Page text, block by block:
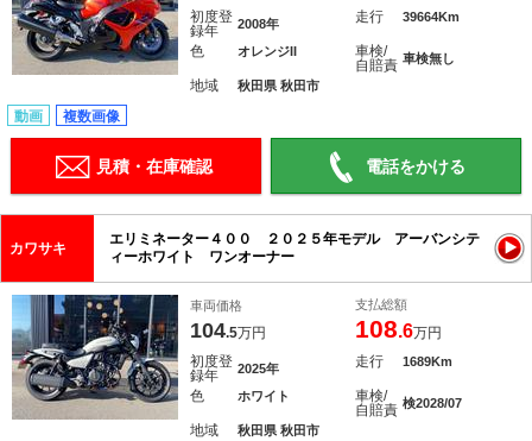
初度登
録年
2008年 走行 39664Km
色 オレンジII
車検/
自賠責 車検無し
地域 秋田県 秋田市
動画 複数画像
見積・在庫確認 電話をかける
カワサキ
エリミネーター４００ ２０２５年モデル アーバンシテ
ィーホワイト ワンオーナー
車両価格
104.5万円
支払総額
108.6万円
初度登
録年
2025年 走行 1689Km
色 ホワイト
車検/
自賠責 検2028/07
地域 秋田県 秋田市